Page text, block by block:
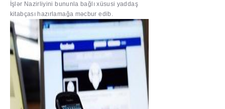
İşlər Nazirliyini bununla bağlı xüsusi yaddaş
kitabçası hazırlamağa məcbur edib.